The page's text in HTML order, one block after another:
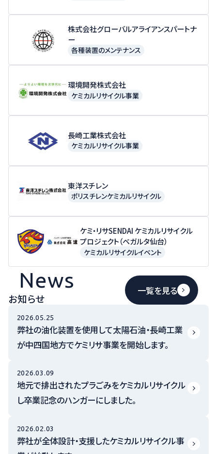
株式会社グローバルアライアンスパートナ
ー
各種装置のメンテナンス
環境開発株式会社
ケミカルリサイクル事業
長崎工業株式会社
ケミカルリサイクル事業
東洋スチレン
ポリスチレンケミカルリサイクル
ケミ・リサSENDAI ケミカルリサイクル
プロジェクト（ベガルタ仙台）
ケミカルリサイクルイベント
News
お知らせ
一覧を見る
2026.05.25
弊社の油化装置を使用して太陽石油・長崎工業
が中四国地方でケミリサ事業を開始します。
2026.03.09
地元で排出されたプラごみをケミカルリサイクル
し卒業記念のハンガーにしました。
2026.02.03
弊社が全体設計・支援したケミカルリサイクル事